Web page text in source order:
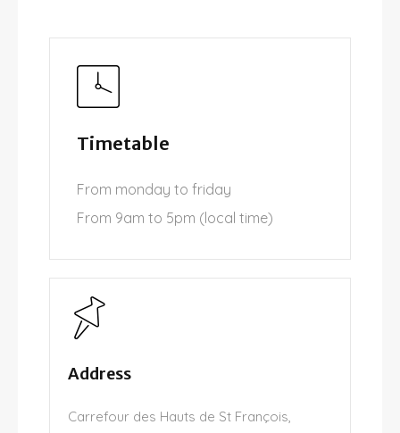
Timetable
From monday to friday
From 9am to 5pm (local time)
Address
Carrefour des Hauts de St François,